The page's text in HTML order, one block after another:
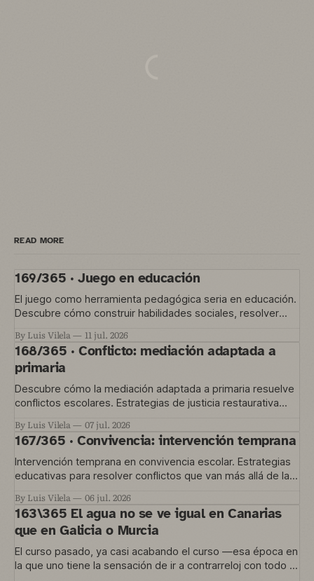
READ MORE
169/365 · Juego en educación
El juego como herramienta pedagógica seria en educación.
Descubre cómo construir habilidades sociales, resolver
By Luis Vilela 11 jul. 2026
168/365 · Conflicto: mediación adaptada a
primaria
Descubre cómo la mediación adaptada a primaria resuelve
conflictos escolares. Estrategias de justicia restaurativa
By Luis Vilela 07 jul. 2026
167/365 · Convivencia: intervención temprana
Intervención temprana en convivencia escolar. Estrategias
educativas para resolver conflictos que van más allá de las
By Luis Vilela 06 jul. 2026
163\365 El agua no se ve igual en Canarias
que en Galicia o Murcia
El curso pasado, ya casi acabando el curso —esa época en
la que uno tiene la sensación de ir a contrarreloj con todo lo